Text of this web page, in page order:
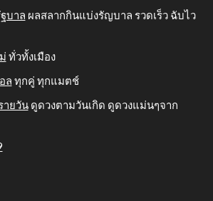
บาล ผลสลากกินแบ่งรัญบาล รวดเร็ว ฉับไว
ทั่วทั้งเมือง
ล ทุกคู่ ทุกแมตช์
ายวันดูดวงตามวันเกิด ดูดวงแม่นๆจาก